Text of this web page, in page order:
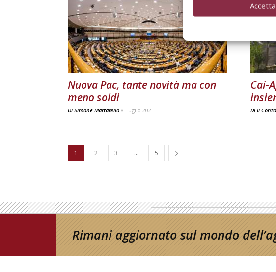
Accetta
Nuova Pac, tante novità ma con
meno soldi
Di Simone Martarello 8 Luglio 2021
Cai-
Di Il
1 2 3 ... 5
Rimani aggiornato sul mondo